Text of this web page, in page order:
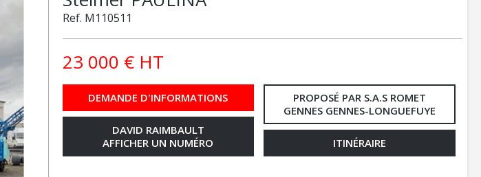
Ref. M110511
23 000 € HT
DEMANDE D'INFORMATIONS
DAVID RAIMBAULT
AFFICHER UN NUMÉRO
PROPOSÉ PAR S.A.S ROMET
GENNES GENNES-LONGUEFUYE
ITINÉRAIRE